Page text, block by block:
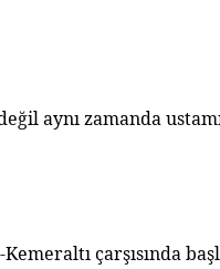
aynı zamanda
çarşısında